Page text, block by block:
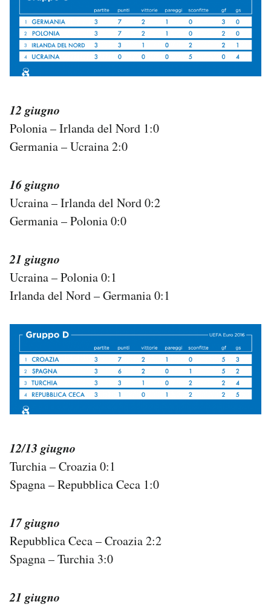
12 giugno
Polonia – Irlanda del Nord 1:0
Germania – Ucraina 2:0
16 giugno
Ucraina – Irlanda del Nord 0:2
Germania – Polonia 0:0
21 giugno
Ucraina – Polonia 0:1
Irlanda del Nord – Germania 0:1
12/13 giugno
Turchia – Croazia 0:1
Spagna – Repubblica Ceca 1:0
17 giugno
Repubblica Ceca – Croazia 2:2
Spagna – Turchia 3:0
21 giugno